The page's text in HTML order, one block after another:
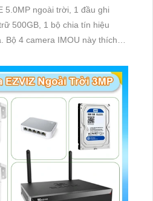
5.0MP ngoài trời, 1 đầu ghi
500GB, 1 bộ chia tín hiệu
Bộ 4 camera IMOU này thích